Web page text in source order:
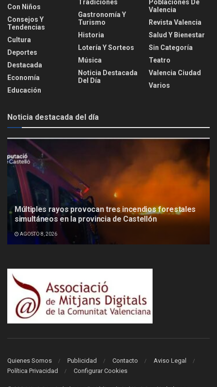
Con Niños
Consejos Y
Tendencias
Cultura
Deportes
Destacada
Economía
Educación
Tradiciones
Gastronomía Y
Turismo
Historia
Lotería Y Sorteos
Música
Noticia Destacada
Del Día
Poblaciones De
Valencia
Revista Valencia
Salud Y Bienestar
Sin Categoría
Teatro
Valencia Ciudad
Varios
Noticia destacada del día
Múltiples rayos provocan tres incendios forestales
simultáneos en la provincia de Castellón
AGOSTO 8, 2026
Quienes Somos Publicidad Contacto
Aviso Legal
Política Privacidad
Configurar Cookies